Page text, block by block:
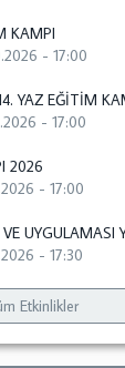
KAMPI
- 17:00
YAZ EĞİTİM
- 17:00
2026
- 17:00
UYGULAMASI
- 17:30
Etkinlikler